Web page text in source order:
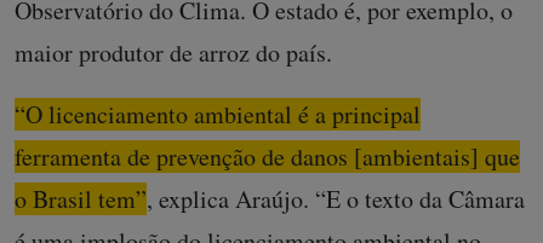
Observatório do Clima. O estado é, por exemplo, o
maior produtor de arroz do país.
“O licenciamento ambiental é a principal
ferramenta de prevenção de danos [ambientais] que
o Brasil tem”, explica Araújo. “E o texto da Câmara